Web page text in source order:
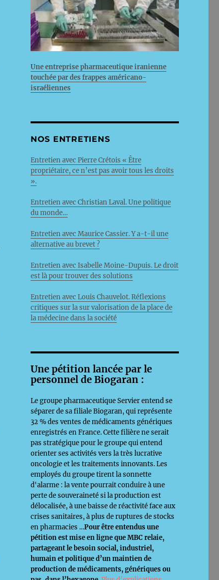
Une entreprise pharmaceutique iranienne
touchée par des frappes américano-
israéliennes
NOS ENTRETIENS
Entretien avec Pierre Crétois « Être
propriétaire, ce n’est pas avoir tous les droits
».
Entretien avec Christian Laval. Une politique
du monde…
Entretien avec Maurice Cassier. Y a-t-il une
alternative au brevet ?
Entretien avec Isabelle Moine-Dupuis. Le droit
est là pour trouver des solutions
Entretien avec Louis Chauvelot. Réflexions
critiques sur la sur valorisation de la place de
la médecine dans la société
Une pétition lancée par le
personnel de Biogaran :
Le groupe pharmaceutique Servier entend se
séparer de sa filiale Biogaran, qui représente
32 % des ventes de médicaments génériques
enregistrés en France. Cette filière ne serait
pas stratégique pour le groupe qui entend
orienter ses activités vers la très lucrative
oncologie et les traitements innovants. Les
employés du groupe tirent la sonnette
d'alarme : la vente pourrait conduire à une
perte de souveraineté si la production est
délocalisée, à une baisse de réactivité face aux
crises sanitaires, à plus de ruptures de stocks
en pharmacies …Pour être entendus une
pétition est mise en ligne que MBC relaie,
partageant le besoin social, industriel,
humain et politique d’un maintien de
production de médicaments, génériques ou